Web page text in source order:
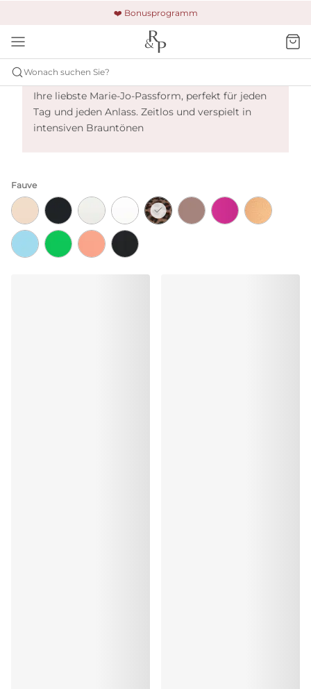
❤️ Bonusprogramm
🚚 Kostenloser Versand und Rückgabe
🔒 Gesicherte Zahlung
Wonach suchen Sie?
Marie Jo Tom - Fauve
Ihre liebste Marie-Jo-Passform, perfekt für jeden
Tag und jeden Anlass. Zeitlos und verspielt in
intensiven Brauntönen
Fauve